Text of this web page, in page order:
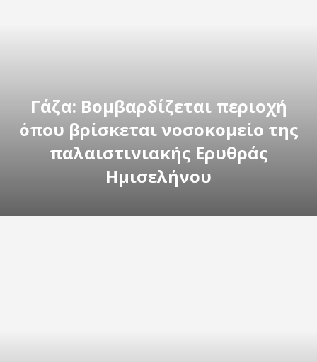
Γάζα: Βομβαρδίζεται περιοχή
όπου βρίσκεται νοσοκομείο της
παλαιστινιακής Ερυθράς
Ημισελήνου